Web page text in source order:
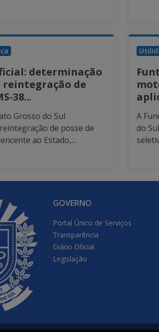
determinação
reintegração de
38...
Grosso do Sul
de posse de
ao Estado,...
A
do
GOVERNO
Portal Único de Serviços
Transparência
Diário Oficial
Legislação